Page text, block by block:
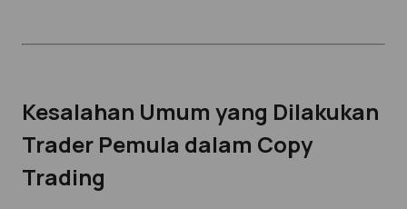
Kesalahan Umum yang Dilakukan
Trader Pemula dalam Copy
Trading